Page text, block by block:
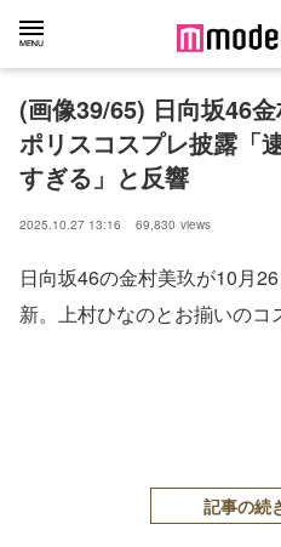
(画像39/65) 日向坂46金
ポリスコスプレ披露「
すぎる」と反響
2025.10.27 13:16 69,830 views
日向坂46の金村美玖が10月
新。上村ひなのとお揃いのコ
記事の続